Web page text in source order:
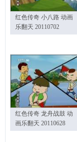
红色传奇 小八路 动画
乐翻天 20110702
红色传奇 龙舟战鼓 动
画乐翻天 20110628